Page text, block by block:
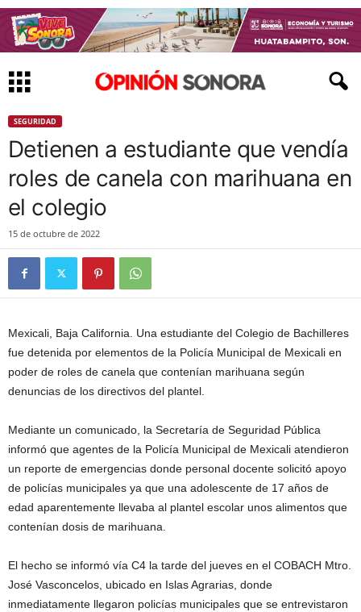
SEGURIDAD
Detienen a estudiante que vendía
roles de canela con marihuana en
el colegio
15 de octubre de 2022
Mexicali, Baja California. Una estudiante del Colegio de Bachilleres
fue detenida por elementos de la Policía Municipal de Mexicali en
poder de roles de canela que contenían marihuana según
denuncias de los directivos del plantel.
Mediante un comunicado, la Secretaría de Seguridad Pública
informó que agentes de la Policía Municipal de Mexicali atendieron
un reporte de emergencias donde personal docente solicitó apoyo
de policías municipales ya que una adolescente de 17 años de
edad aparentemente llevaba al plantel escolar unos alimentos que
contenían dosis de marihuana.
El hecho se informó vía C4 la tarde del jueves en el COBACH Mtro.
José Vasconcelos, ubicado en Islas Agrarias, donde
inmediatamente llegaron policías municipales que se entrevistaron